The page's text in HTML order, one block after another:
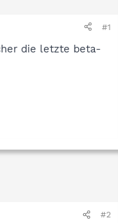
#1
die letzte beta-
#2